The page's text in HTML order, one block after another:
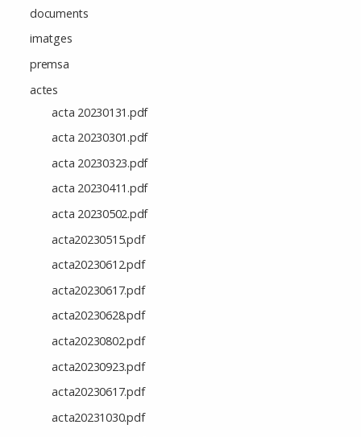
documents
imatges
premsa
actes
acta 20230131.pdf
acta 20230301.pdf
acta 20230323.pdf
acta 20230411.pdf
acta 20230502.pdf
acta20230515.pdf
acta20230612.pdf
acta20230617.pdf
acta20230628.pdf
acta20230802.pdf
acta20230923.pdf
acta20230617.pdf
acta20231030.pdf